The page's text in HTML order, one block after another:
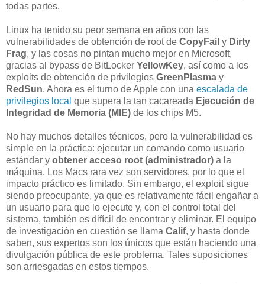
todas partes.
Linux ha tenido su peor semana en años con las
vulnerabilidades de obtención de root de CopyFail y Dirty
Frag, y las cosas no pintan mucho mejor en Microsoft,
gracias al bypass de BitLocker YellowKey, así como a los
exploits de obtención de privilegios GreenPlasma y
RedSun. Ahora es el turno de Apple con una escalada de
privilegios local que supera la tan cacareada Ejecución de
Integridad de Memoria (MIE) de los chips M5.
No hay muchos detalles técnicos, pero la vulnerabilidad es
simple en la práctica: ejecutar un comando como usuario
estándar y obtener acceso root (administrador) a la
máquina. Los Macs rara vez son servidores, por lo que el
impacto práctico es limitado. Sin embargo, el exploit sigue
siendo preocupante, ya que es relativamente fácil engañar a
un usuario para que lo ejecute y, con el control total del
sistema, también es difícil de encontrar y eliminar. El equipo
de investigación en cuestión se llama Calif, y hasta donde
saben, sus expertos son los únicos que están haciendo una
divulgación pública de este problema. Tales suposiciones
son arriesgadas en estos tiempos.